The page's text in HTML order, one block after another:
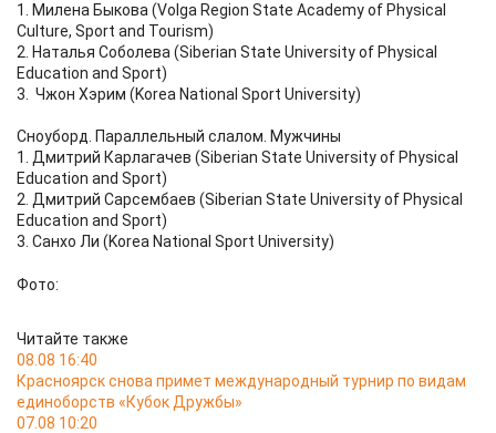
1. Милена Быкова (Volga Region State Academy of Physical
Culture, Sport and Tourism)
2. Наталья Соболева (Siberian State University of Physical
Education and Sport)
3. Чжон Хэрим (Korea National Sport University)
Сноуборд. Параллельный слалом. Мужчины
1. Дмитрий Карлагачев (Siberian State University of Physical
Education and Sport)
2. Дмитрий Сарсембаев (Siberian State University of Physical
Education and Sport)
3. Санхо Ли (Korea National Sport University)
Фото:
Читайте также
08.08 16:40
Красноярск снова примет международный турнир по видам
единоборств «Кубок Дружбы»
07.08 10:20